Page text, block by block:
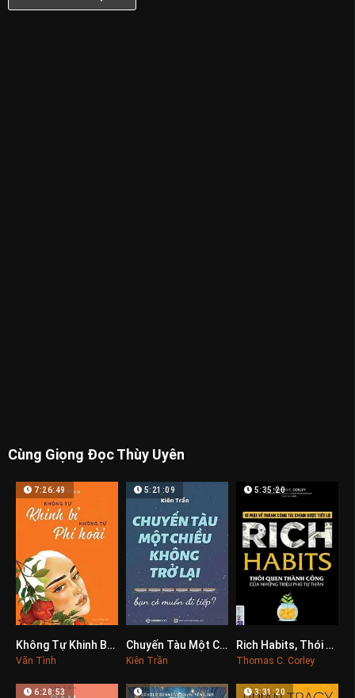
Cùng Giọng Đọc Thùy Uyên
0
7:26:49
Không Tự Khinh Bỉ, Không Tự Phí Hoài
Vãn Tình
0
5:21:09
Chuyến Tàu Một Chiều Không Trở Lại
Kiên Trần
0
5:35:20
Rich Habits, Thói Quen Thành Công Của Những Triệu Phú Tự Thân
Thomas C. Corley
6:28:53 3:31:20